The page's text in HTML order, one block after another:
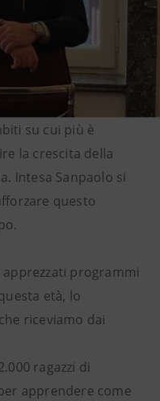
su cui più è
la crescita della
Intesa Sanpaolo si
questo
programmi
età, lo
riceviamo dai
ragazzi di
apprendere come